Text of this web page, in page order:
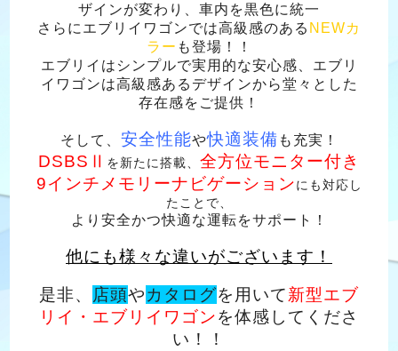
ザインが変わり、車内を黒色に統一
さらにエブリイワゴンでは高級感のある NEWカ
ラー も登場！！
エブリイはシンプルで実用的な安心感、エブリ
イワゴンは高級感あるデザインから堂々とした
存在感をご提供！
そして、 安全性能や快適装備 も充実！
DSBSⅡ を新たに搭載、 全方位モニター付き
9インチメモリーナビゲーションにも対応し
たことで、
より安全かつ快適な運転をサポート！
他にも様々な違いがございます！
是非、 店頭やカタログを用いて新型エブ
リイ・エブリイワゴンを体感してくださ
い！！